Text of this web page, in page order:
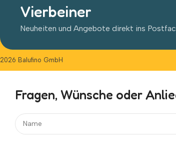
Vierbeiner
Neuheiten und Angebote direkt ins
2026 Balufino GmbH
Fragen, Wünsche oder